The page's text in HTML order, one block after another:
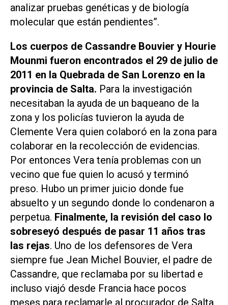
analizar pruebas genéticas y de biología
molecular que están pendientes”.
Los cuerpos de Cassandre Bouvier y Hourie
Mounmi fueron encontrados el 29 de julio de
2011 en la Quebrada de San Lorenzo en la
provincia de Salta. Para la investigación
necesitaban la ayuda de un baqueano de la
zona y los policías tuvieron la ayuda de
Clemente Vera quien colaboró en la zona para
colaborar en la recolección de evidencias.
Por entonces Vera tenía problemas con un
vecino que fue quien lo acusó y terminó
preso. Hubo un primer juicio donde fue
absuelto y un segundo donde lo condenaron a
perpetua. Finalmente, la revisión del caso lo
sobreseyó después de pasar 11 años tras
las rejas. Uno de los defensores de Vera
siempre fue Jean Michel Bouvier, el padre de
Cassandre, que reclamaba por su libertad e
incluso viajó desde Francia hace pocos